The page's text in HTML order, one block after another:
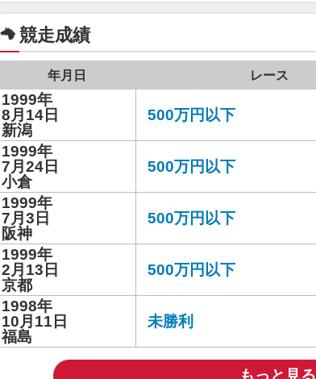
競走成績
年月日 レース
1999年
8月14日
新潟
500万円以下
1999年
7月24日
小倉
500万円以下
1999年
7月3日
阪神
500万円以下
1999年
2月13日
京都
500万円以下
1998年
10月11日
福島
未勝利
もっと見る